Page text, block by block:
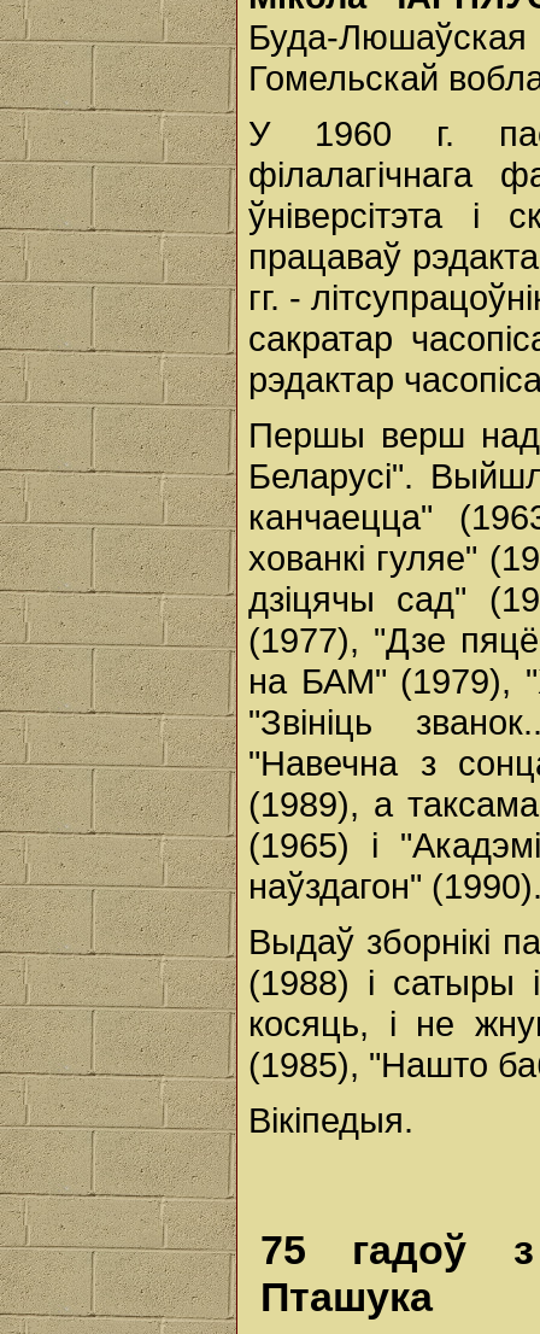
Буда-
Гомельскай
У 1960 г.
філалагічнага
ўніверсітэта
працаваў
гг. -
сакратар
рэдактар
Першы верш
Беларусі".
канчаецца"
хованкі гуляе"
дзіцячы сад"
(1977), "Дзе
на БАМ" (1979),
"Звініць
"Навечна з
(1989), а
(1965) і
наўздагон"
Выдаў зборнікі
(1988) і сатыры
косяць, і не
(1985), "Нашто
Вікіпедыя.
75 гадоў з
Пташука